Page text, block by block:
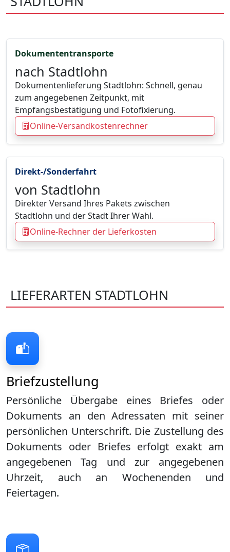
Direkt-/Sonderfahrt
von Stadtlohn
Direkter Versand Ihres Pakets zwischen
Stadtlohn und der Stadt Ihrer Wahl.
Online-Rechner der Lieferkosten
Dokumententransporte
nach Stadtlohn
Dokumentenlieferung Stadtlohn: Schnell, genau
zum angegebenen Zeitpunkt, mit
Empfangsbestätigung und Fotofixierung.
Online-Versandkostenrechner
LIEFERARTEN STADTLOHN
Briefzustellung
Persönliche Übergabe eines Briefes oder
Dokuments an den Adressaten mit seiner
persönlichen Unterschrift. Die Zustellung des
Dokuments oder Briefes erfolgt exakt am
angegebenen Tag und zur angegebenen
Uhrzeit, auch an Wochenenden und
Feiertagen.